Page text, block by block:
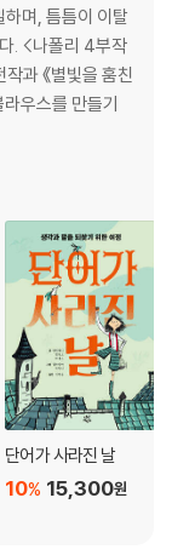
며, 틈틈이 이탈
. <나폴리 4부작
과 《별빛을 훔친
라우스를 만들기
단어가 사라진 날
15,300원
10%